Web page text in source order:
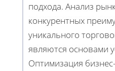
подхода. Анализ
конкурентных
уникального
являются основами
Оптимизация